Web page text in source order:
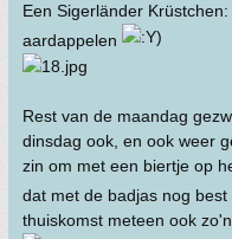
Een Sigerländer
aardappelen
Rest van de maandag
dinsdag ook, en ook weer
zin om met een biertje op
dat met de badjas nog
thuiskomst meteen ook